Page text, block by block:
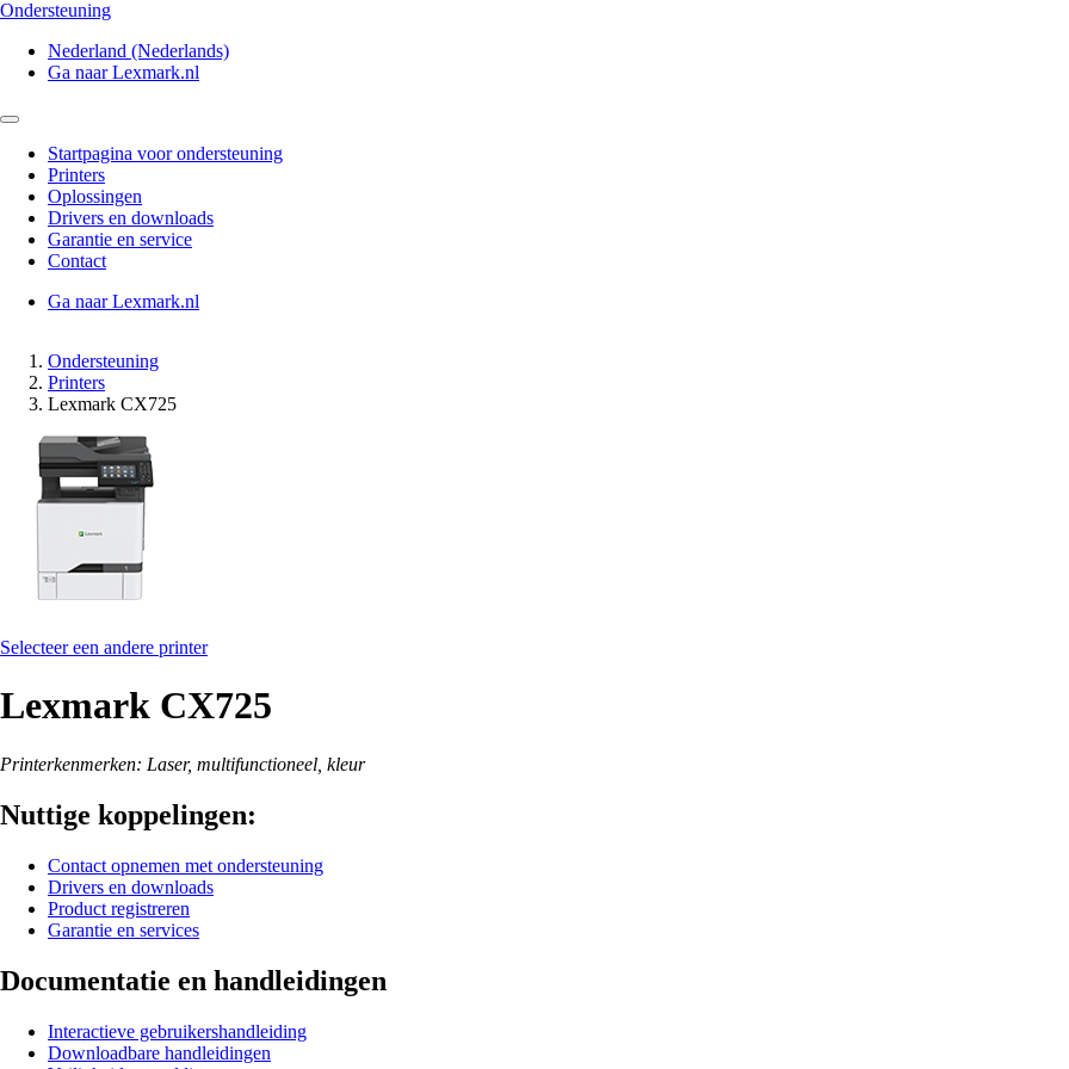
Ondersteuning
Nederland (Nederlands)
Ga naar Lexmark.nl
Startpagina voor ondersteuning
Printers
Oplossingen
Drivers en downloads
Garantie en service
Contact
Ga naar Lexmark.nl
Ondersteuning
Printers
Lexmark CX725
Selecteer een andere printer
Lexmark CX725
Printerkenmerken: Laser, multifunctioneel, kleur
Nuttige koppelingen:
Contact opnemen met ondersteuning
Drivers en downloads
Product registreren
Garantie en services
Documentatie en handleidingen
Interactieve gebruikershandleiding
Downloadbare handleidingen